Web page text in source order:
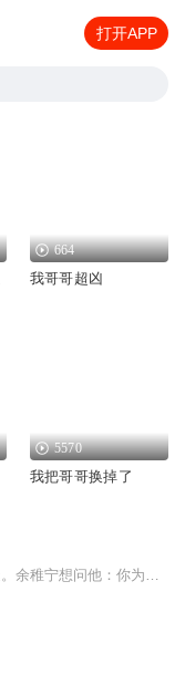
打开APP
664
我哥哥超凶
5570
我把哥哥换掉了